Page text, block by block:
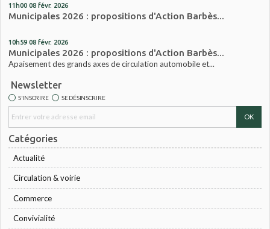
11h00 08 févr. 2026
Municipales 2026 : propositions d'Action Barbès...
10h59 08 févr. 2026
Municipales 2026 : propositions d'Action Barbès...
Apaisement des grands axes de circulation automobile et...
Newsletter
S'INSCRIRE SE DÉSINSCRIRE
Catégories
Actualité
Circulation & voirie
Commerce
Convivialité